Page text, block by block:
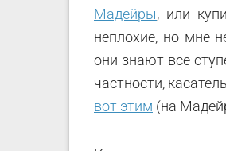
Мадейры, или
неплохие, но мне
они знают все
частности,
вот этим (на